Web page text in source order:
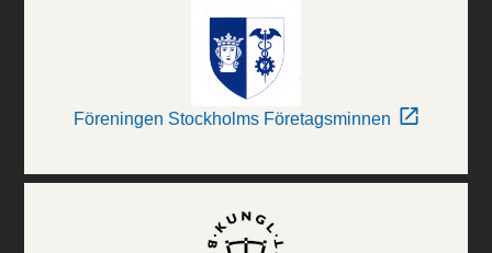
Föreningen Stockholms Företagsminnen